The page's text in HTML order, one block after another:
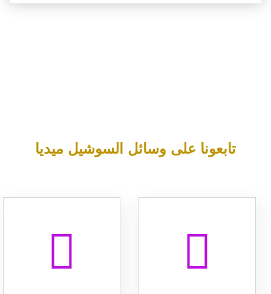
تابعونا على وسائل السوشيل ميديا